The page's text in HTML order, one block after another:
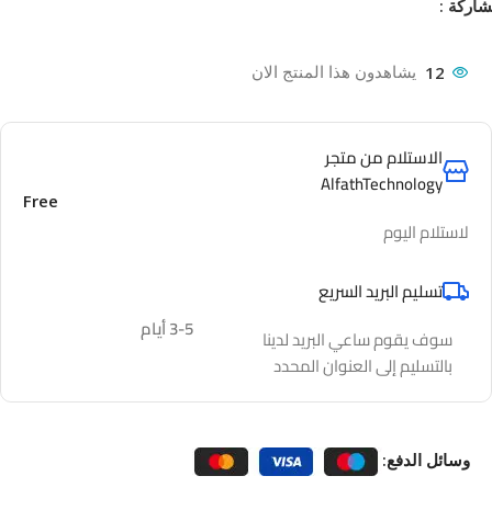
:
12 يشاهدون هذا المنتج الان
الاستلام من متجر
AlfathTechnology
لاستلام اليوم
Free
تسليم البريد السريع
سوف يقوم ساعي البريد لدينا
بالتسليم إلى العنوان المحدد
3-5 أيام
وسائل الدفع: